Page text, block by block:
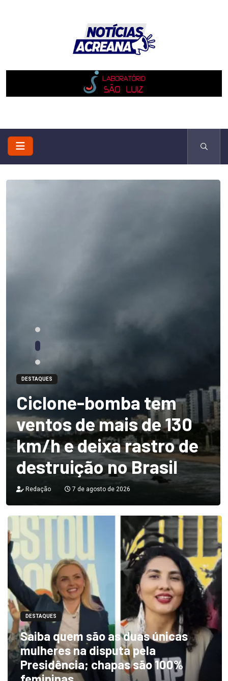
DESTAQUES
Ciclone-bomba tem
ventos de mais de 130
km/h e deixa rastro de
destruição no Brasil
Redação 7 de agosto de 2026
DESTAQUES
Saiba quem são as duas únicas
mulheres na disputa pela
Presidência; chapas são 100%